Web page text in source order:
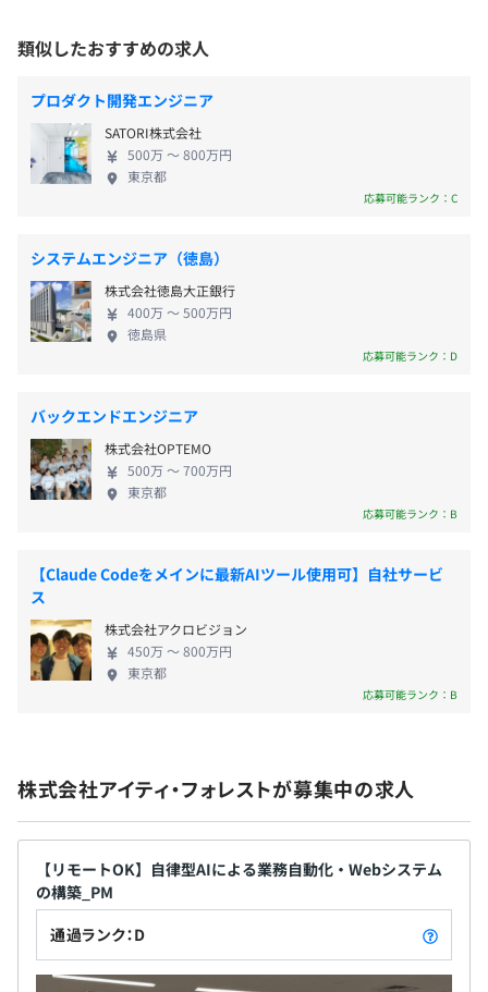
・旅行代理店海外法人基幹システム（大手旅行代理店）
・巡回物件検査アプリ（大手不動産管理会社様）
・確定申告アプリ（会計ソフトメーカー様）
・地方自治体ポータルサイト（地方自治体様）
・飲食業向け求人システムの管理機能（大手飲食サービス
産会社様）
・通信サービス業 向け社内人材管理システム（通信サー
ビス業者様）
・派遣業サービス向け社内ポータルシステム（大手派遣会
・ECパッケージカスタマイズ（大手ECパッケージベンダ
ー様向け）
・ヘルスケアポイントシステム（大手ヘルスケア事業会社
様向け）
・在席管理システム（大手ゲームメーカー様向け）
け）
・限定S-コマースシステム（官公庁様向け）
・SEカレッジを利用した、e-learningによる学習が可能。
Intel Core i5-1240P
32 GB メモリー
512 GB SSD(PCIe-NVMe Gen4)
IR&1080p FHDカメラ(Windows Hello 対応)
1920x1200 液晶
Microsoft 365 (旧 Office 365)
・従業員に対する受動喫煙対策：あり
・JR各線(烏森口)「新橋」駅 徒歩5分
・東京メトロ銀座線(A2出口)「新橋」駅徒歩5分
・ゆりかもめ(7番出口)「新橋」駅徒歩4分
・都営大江戸線(7番出口)「汐留」駅徒歩4分
・産前産後休暇（取得実績あり）
・慶事休暇
・弔事休暇
・育児時間取得
・育児休業・介護休業制度（取得実績あり）
・交通費（全額支給）
・自己啓発手当（年間一律2万円支給）
頑張っている社員を評価し、全体会議の時に、会社に貢献
した社員を表彰しインセンティブを支給しています。
社会保険完備（健康保険・厚生年金加入・雇用保険・労災
保険）
3カ月（条件などの変更はありません）
を切り拓く アイティ・フォレストは1997年の創業以
来、Webソリューションのプロフェッショナルとし
て歩んできました 。現在、私たちは大きな転換期を
迎えています。従来のシステムエンジニアリング企業
から、AIを駆使して新たな価値を創出する「AIエンジ
ニアリング企業」へと進化を遂げようとしています
トビジネス」といった次世代領域へ積極的に挑戦し
ています 。技術の力で顧客のビジネスを加速させた
い、そんな向上心溢れるエンジニアを求めています。
※Liferayとは、全世界で利用数50万件を超えるエン
タープライズ向けNo.1オープンソースポータルプラ
有力企業で採用され、国内大手企業およびグローバ
ルカンパニーでも数多く採用されており、オープン
ソースでありながら、大規模導入でも実績のある製
品です。 アイティ・フォレストは、米国Liferay社正
式パートナーです。日本において先駆者・第一人者と
す。 ※OutSystemsは開発プログラミング工程を自動
化するという高速開発ツールです。 言い換えると
「世界中で利用されているモデル駆動型開発基盤」
になります。モデル駆動型開発とは、システムの設計
情報からソースコードなど実装物をそのまま自動生
情報のみあればこれらの工程はすべてソフトウェア
上で完結できます。 アイティ・フォレストでは顧客
に対して積極的にOutSystemsを導入いただき、技術
的なレベルを1つ、2つ上げていただくように試みて
います。
類似したおすすめの求人
プロダクト開発エンジニア
SATORI株式会社
500万 〜 800万円
東京都
応募可能ランク：C
システムエンジニア（徳島）
株式会社徳島大正銀行
400万 〜 500万円
徳島県
応募可能ランク：D
バックエンドエンジニア
株式会社OPTEMO
500万 〜 700万円
東京都
応募可能ランク：B
【Claude Codeをメインに最新AIツール使用可】自社サービ
ス
株式会社アクロビジョン
450万 〜 800万円
東京都
応募可能ランク：B
株式会社アイティ・フォレストが募集中の求人
【リモートOK】自律型AIによる業務自動化・Webシステム
の構築_PM
通過ランク：D